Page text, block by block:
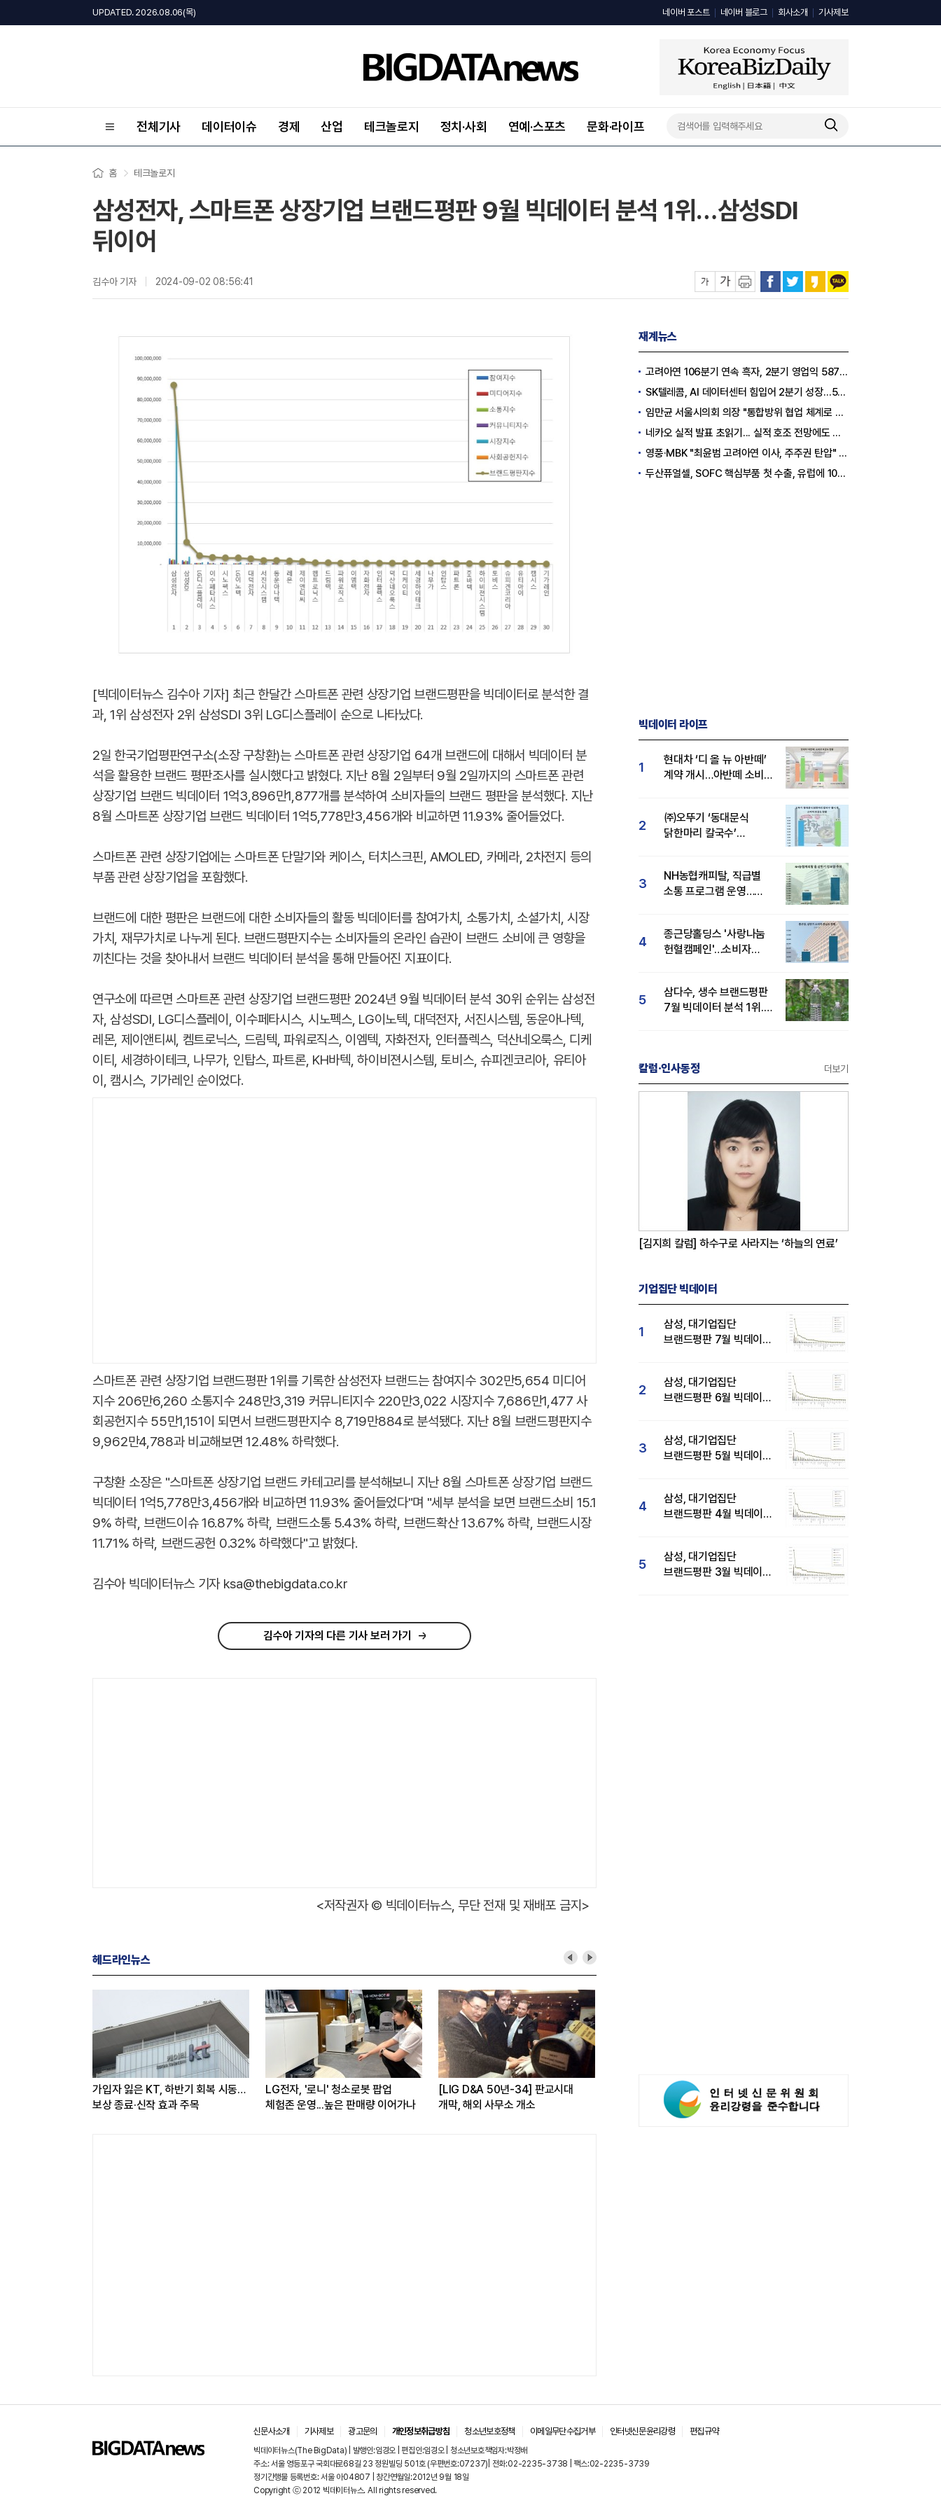
UPDATED. 2026.08.06(목) 네이버 포스트 네이버 블로그 회사소개 기사제보
전체기사 데이터이슈 경제 산업 테크놀로지 정치·사회 연예·스포츠 문화·라이프
홈 테크놀로지
삼성전자, 스마트폰 상장기업 브랜드평판 9월 빅데이터 분석 1위…삼성SDI
뒤이어
김수아 기자 2024-09-02 08:56:41
[빅데이터뉴스 김수아 기자] 최근 한달간 스마트폰 관련 상장기업 브랜드평판을 빅데이터로 분석한 결
과, 1위 삼성전자 2위 삼성SDI 3위 LG디스플레이 순으로 나타났다.
2일 한국기업평판연구소(소장 구창환)는 스마트폰 관련 상장기업 64개 브랜드에 대해서 빅데이터 분
석을 활용한 브랜드 평판조사를 실시했다고 밝혔다. 지난 8월 2일부터 9월 2일까지의 스마트폰 관련
상장기업 브랜드 빅데이터 1억3,896만1,877개를 분석하여 소비자들의 브랜드 평판을 분석했다. 지난
8월 스마트폰 상장기업 브랜드 빅데이터 1억5,778만3,456개와 비교하면 11.93% 줄어들었다.
스마트폰 관련 상장기업에는 스마트폰 단말기와 케이스, 터치스크핀, AMOLED, 카메라, 2차전지 등의
부품 관련 상장기업을 포함했다. ​
브랜드에 대한 평판은 브랜드에 대한 소비자들의 활동 빅데이터를 참여가치, 소통가치, 소셜가치, 시장
가치, 재무가치로 나누게 된다. 브랜드평판지수는 소비자들의 온라인 습관이 브랜드 소비에 큰 영향을
끼친다는 것을 찾아내서 브랜드 빅데이터 분석을 통해 만들어진 지표이다.
​연구소에 따르면 ​스마트폰 관련 상장기업 브랜드평판 2024년 9월 빅데이터 분석 30위 순위는 삼성전
자, 삼성SDI, LG디스플레이, 이수페타시스, 시노펙스, LG이노텍, 대덕전자, 서진시스템, 동운아나텍,
레몬, 제이앤티씨, 켐트로닉스, 드림텍, 파워로직스, 이엠텍, 자화전자, 인터플렉스, 덕산네오룩스, 디케
이티, 세경하이테크, 나무가, 인탑스, 파트론, KH바텍, 하이비젼시스템, 토비스, 슈피겐코리아, 유티아
이, 캠시스, 기가레인 순이었다.
스마트폰 관련 상장기업 브랜드평판 1위를 기록한 삼성전자 브랜드는 참여지수 302만5,654 미디어
지수 206만6,260 소통지수 248만3,319 커뮤니티지수 220만3,022 시장지수 7,686만1,477 사
회공헌지수 55만1,151이 되면서 브랜드평판지수 8,719만884로 분석됐다. 지난 8월 브랜드평판지수
9,962만4,788과 비교해보면 12.48% 하락했다.​
구창환 소장은 "스마트폰 상장기업 브랜드 카테고리를 분석해보니 지난 8월 스마트폰 상장기업 브랜드
빅데이터 1억5,778만3,456개와 비교하면 11.93% 줄어들었다"며 "세부 분석을 보면 브랜드소비 15.1
9% 하락, 브랜드이슈 16.87% 하락, 브랜드소통 5.43% 하락, 브랜드확산 13.67% 하락, 브랜드시장
11.71% 하락, 브랜드공헌 0.32% 하락했다"고 밝혔다.
김수아 빅데이터뉴스 기자 ksa@thebigdata.co.kr
김수아 기자의 다른 기사 보러 가기
<저작권자 © 빅데이터뉴스, 무단 전재 및 재배포 금지>
헤드라인뉴스
가입자 잃은 KT, 하반기 회복 시동…
보상 종료·신작 효과 주목
LG전자, '로니' 청소로봇 팝업
체험존 운영...높은 판매량 이어가나
[LIG D&A 50년-34] 판교시대
개막, 해외 사무소 개소
'현대차 주춤, 기아는 질주'...양사
실적 하이브리드가 갈랐다
삼성전자, '갤럭시 Z 폴드8 울트라·
폴드8·플립8' 국내 사전 판매
재계뉴스
고려아연 106분기 연속 흑자, 2분기 영업익 5870억원
SK텔레콤, AI 데이터센터 힘입어 2분기 성장…5GW 인프라 구축 시동
임만균 서울시의회 의장 "통합방위 협업 체계로 정교한 대응력 갖출 것"
네카오 실적 발표 초읽기... 실적 호조 전망에도 시장 관심은 'AI'
영풍·MBK "최윤범 고려아연 이사, 주주권 탄압" 규탄
두산퓨얼셀, SOFC 핵심부품 첫 수출, 유럽에 1087억 원 규모
빅데이터 라이프
1
현대차 ‘디 올 뉴 아반떼’
계약 개시…아반떼 소비자
2
㈜오뚜기 ‘동대문식
닭한마리 칼국수’
3
NH농협캐피탈, 직급별
소통 프로그램 운영…
4
종근당홀딩스 '사랑나눔
헌혈캠페인'…소비자
5
삼다수, 생수 브랜드평판
7월 빅데이터 분석 1위...
칼럼·인사동정 더보기
[김지희 칼럼] 하수구로 사라지는 ‘하늘의 연료’
기업집단 빅데이터
1
삼성, 대기업집단
브랜드평판 7월 빅데이터
2
삼성, 대기업집단
브랜드평판 6월 빅데이터
3
삼성, 대기업집단
브랜드평판 5월 빅데이터
4
삼성, 대기업집단
브랜드평판 4월 빅데이터
5
삼성, 대기업집단
브랜드평판 3월 빅데이터
신문사소개 기사제보 광고문의 개인정보취급방침 청소년보호정책 이메일무단수집거부 인터넷신문윤리강령 편집규약
빅데이터뉴스(The BigData) | 발행인:임경오 | 편집인:임경오 | 청소년보호책임자:박정배
주소: 서울 영등포구 국회대로68길 23 정원빌딩 501호 (우편번호:07237)| 전화:02-2235-3738 | 팩스:02-2235-3739
정기간행물 등록번호: 서울 아04807 | 창간연월일:2012년 9월 18일
Copyright ⓒ 2012 빅데이터뉴스. All rights reserved.